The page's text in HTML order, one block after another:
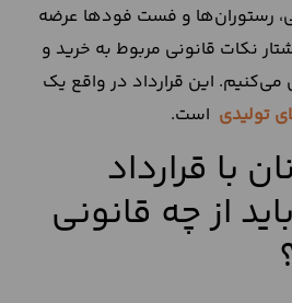
رستوران‌ها و فست فود‌ها عرضه
نکات قانونی مربوط به خرید و
این قرارداد در واقع یک
تولیدی است.
با قرارداد
از چه قانونی